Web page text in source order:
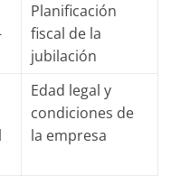
Planificación
fiscal de la
jubilación
Edad legal y
condiciones de
la empresa